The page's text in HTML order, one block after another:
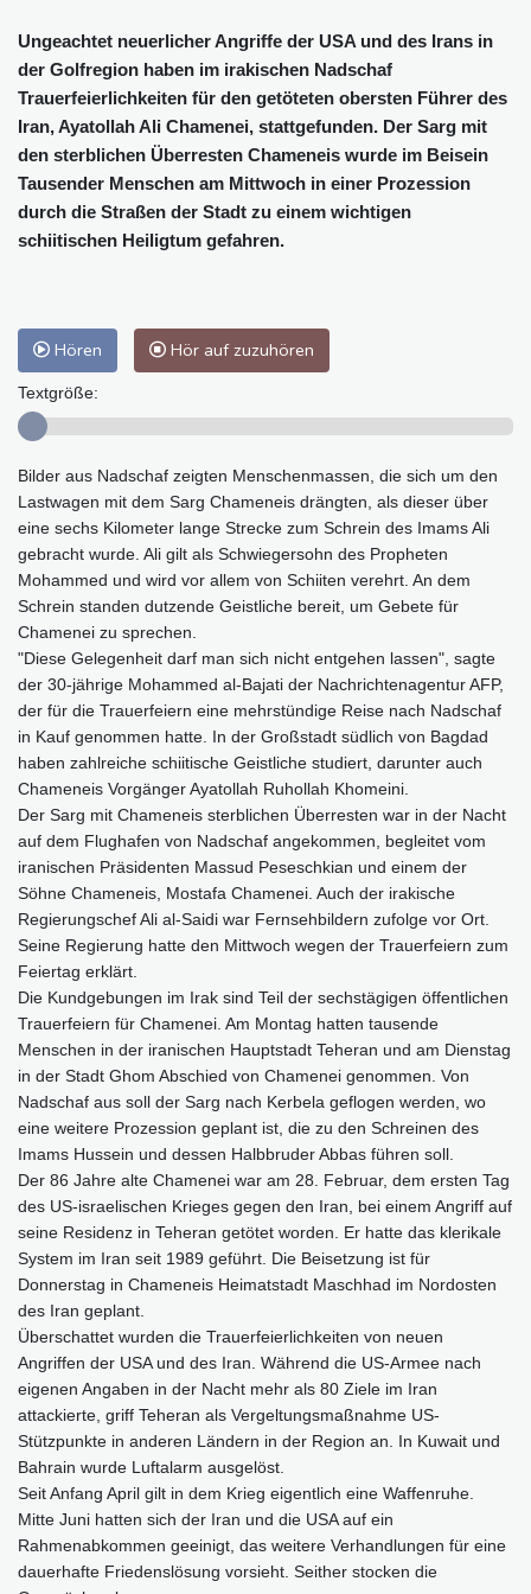
Ungeachtet neuerlicher Angriffe der USA und des Irans in
der Golfregion haben im irakischen Nadschaf
Trauerfeierlichkeiten für den getöteten obersten Führer des
Iran, Ayatollah Ali Chamenei, stattgefunden. Der Sarg mit
den sterblichen Überresten Chameneis wurde im Beisein
Tausender Menschen am Mittwoch in einer Prozession
durch die Straßen der Stadt zu einem wichtigen
schiitischen Heiligtum gefahren.
Hören Hör auf zuzuhören
Textgröße:
Bilder aus Nadschaf zeigten Menschenmassen, die sich um den
Lastwagen mit dem Sarg Chameneis drängten, als dieser über
eine sechs Kilometer lange Strecke zum Schrein des Imams Ali
gebracht wurde. Ali gilt als Schwiegersohn des Propheten
Mohammed und wird vor allem von Schiiten verehrt. An dem
Schrein standen dutzende Geistliche bereit, um Gebete für
Chamenei zu sprechen.
"Diese Gelegenheit darf man sich nicht entgehen lassen", sagte
der 30-jährige Mohammed al-Bajati der Nachrichtenagentur AFP,
der für die Trauerfeiern eine mehrstündige Reise nach Nadschaf
in Kauf genommen hatte. In der Großstadt südlich von Bagdad
haben zahlreiche schiitische Geistliche studiert, darunter auch
Chameneis Vorgänger Ayatollah Ruhollah Khomeini.
Der Sarg mit Chameneis sterblichen Überresten war in der Nacht
auf dem Flughafen von Nadschaf angekommen, begleitet vom
iranischen Präsidenten Massud Peseschkian und einem der
Söhne Chameneis, Mostafa Chamenei. Auch der irakische
Regierungschef Ali al-Saidi war Fernsehbildern zufolge vor Ort.
Seine Regierung hatte den Mittwoch wegen der Trauerfeiern zum
Feiertag erklärt.
Die Kundgebungen im Irak sind Teil der sechstägigen öffentlichen
Trauerfeiern für Chamenei. Am Montag hatten tausende
Menschen in der iranischen Hauptstadt Teheran und am Dienstag
in der Stadt Ghom Abschied von Chamenei genommen. Von
Nadschaf aus soll der Sarg nach Kerbela geflogen werden, wo
eine weitere Prozession geplant ist, die zu den Schreinen des
Imams Hussein und dessen Halbbruder Abbas führen soll.
Der 86 Jahre alte Chamenei war am 28. Februar, dem ersten Tag
des US-israelischen Krieges gegen den Iran, bei einem Angriff auf
seine Residenz in Teheran getötet worden. Er hatte das klerikale
System im Iran seit 1989 geführt. Die Beisetzung ist für
Donnerstag in Chameneis Heimatstadt Maschhad im Nordosten
des Iran geplant.
Überschattet wurden die Trauerfeierlichkeiten von neuen
Angriffen der USA und des Iran. Während die US-Armee nach
eigenen Angaben in der Nacht mehr als 80 Ziele im Iran
attackierte, griff Teheran als Vergeltungsmaßnahme US-
Stützpunkte in anderen Ländern in der Region an. In Kuwait und
Bahrain wurde Luftalarm ausgelöst.
Seit Anfang April gilt in dem Krieg eigentlich eine Waffenruhe.
Mitte Juni hatten sich der Iran und die USA auf ein
Rahmenabkommen geeinigt, das weitere Verhandlungen für eine
dauerhafte Friedenslösung vorsieht. Seither stocken die